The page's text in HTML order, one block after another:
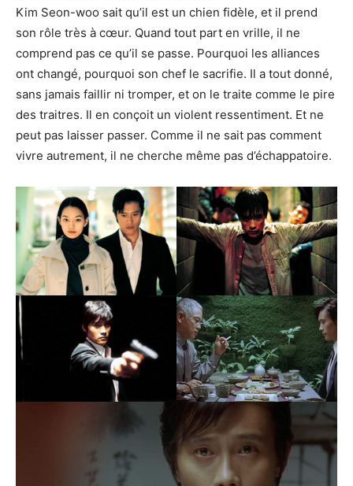
Kim Seon-woo sait qu’il est un chien fidèle, et il prend
son rôle très à cœur. Quand tout part en vrille, il ne
comprend pas ce qu’il se passe. Pourquoi les alliances
ont changé, pourquoi son chef le sacrifie. Il a tout donné,
sans jamais faillir ni tromper, et on le traite comme le pire
des traitres. Il en conçoit un violent ressentiment. Et ne
peut pas laisser passer. Comme il ne sait pas comment
vivre autrement, il ne cherche même pas d’échappatoire.